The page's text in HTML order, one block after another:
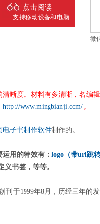
点击阅读
支持移动设备和电脑
微
晰度。材料有多清晰，名编
http://www.mingbianji.com/。
电子书制作软件制作的。
用的特效有： logo（带url跳转
义书签， 等等。
刊于1999年8月，历经三年的